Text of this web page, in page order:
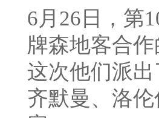
6月26日，第
牌森地客合
这次他们派
齐默曼、洛